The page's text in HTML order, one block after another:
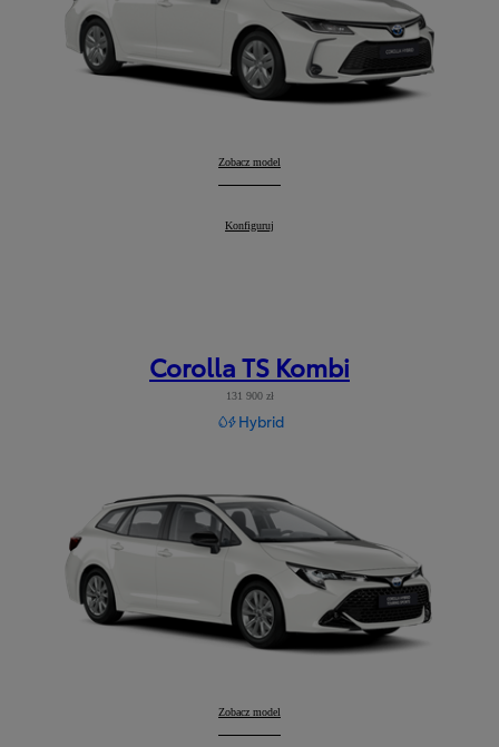
Corolla Sedan
Zobacz model
Corolla Sedan
Konfiguruj
Corolla TS Kombi
131 900 zł
Hybrid
Corolla TS Kombi
Zobacz model